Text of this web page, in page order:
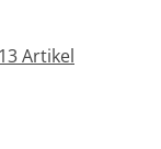
13Artikel